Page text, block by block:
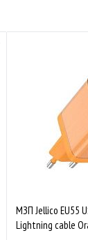
МЗП Jellico EU55
Lightning cable